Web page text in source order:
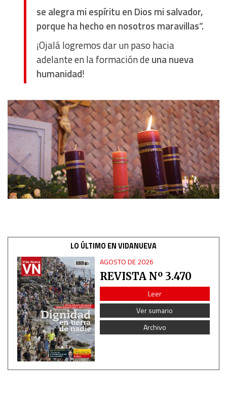
se alegra mi espíritu en Dios mi salvador,
porque ha hecho en nosotros maravillas”.
¡Ojalá logremos dar un paso hacia
adelante en la formación deuna nueva
humanidad!
LO ÚLTIMO EN VIDANUEVA
AGOSTO DE 2026
REVISTA Nº 3.470
Leer
Ver sumario
Archivo